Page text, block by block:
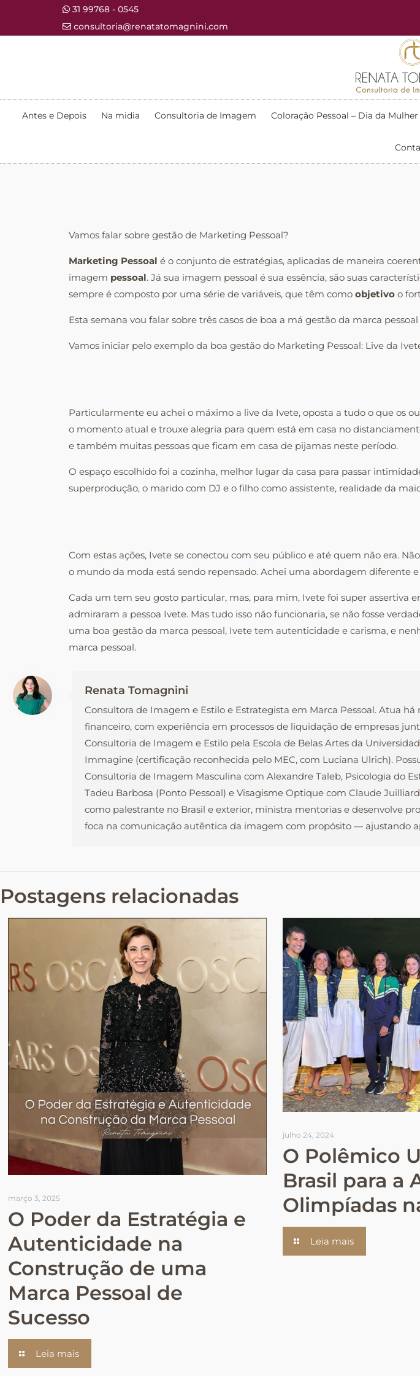
31 99768 - 0545
consultoria@renatatomagnini.com
Antes e Depois Na midia Consultoria de Imagem Coloração Pessoal – Dia da
Vamos falar sobre gestão de Marketing Pessoal?
Marketing Pessoal é o conjunto de estratégias, aplicadas de maneira
imagem pessoal. Já sua imagem pessoal é sua essência, são suas
sempre é composto por uma série de variáveis, que têm como objetivo o
Esta semana vou falar sobre três casos de boa a má gestão da marca
Vamos iniciar pelo exemplo da boa gestão do Marketing Pessoal: Live da
Particularmente eu achei o máximo a live da Ivete, oposta a tudo o que os
o momento atual e trouxe alegria para quem está em casa no
e também muitas pessoas que ficam em casa de pijamas neste período.
O espaço escolhido foi a cozinha, melhor lugar da casa para passar
superprodução, o marido com DJ e o filho como assistente, realidade da
Com estas ações, Ivete se conectou com seu público e até quem não era.
o mundo da moda está sendo repensado. Achei uma abordagem diferente
Cada um tem seu gosto particular, mas, para mim, Ivete foi super assertiva
admiraram a pessoa Ivete. Mas tudo isso não funcionaria, se não fosse
uma boa gestão da marca pessoal, Ivete tem autenticidade e carisma, e
marca pessoal.
Renata Tomagnini
Consultora de Imagem e Estilo e Estrategista em Marca Pessoal. Atua
financeiro, com experiência em processos de liquidação de empresas
Consultoria de Imagem e Estilo pela Escola de Belas Artes da
Immagine (certificação reconhecida pelo MEC, com Luciana Ulrich).
Consultoria de Imagem Masculina com Alexandre Taleb, Psicologia do
Tadeu Barbosa (Ponto Pessoal) e Visagisme Optique com Claude
como palestrante no Brasil e exterior, ministra mentorias e desenvolve
foca na comunicação autêntica da imagem com propósito — ajustando
Postagens relacionadas
março 3, 2025
O Poder da Estratégia e
Autenticidade na
Construção de uma
Marca Pessoal de
Sucesso
Leia mais
julho 24, 2024
O Polêmico
Brasil para a
Olimpíadas
Leia mais